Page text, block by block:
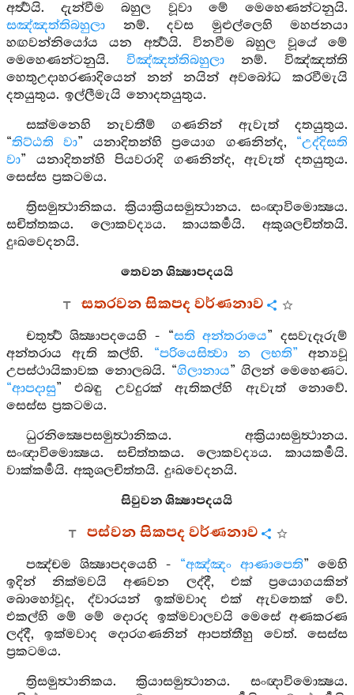
අර්‍ත්‍ථයි. දැන්වීම බහුල වූවා මේ මෙහෙණන්ටනුයි.
සඤ්ඤත්තිබහුලා නම්. දවස මුළුල්ලෙහි මහජනයා
හඟවන්නියෝය යන අර්‍ත්‍ථයි. විනවීම බහුල වූයේ මේ
මෙහෙණන්ටනුයි. විඤ්ඤත්තිබහුලානම්. විඤ්ඤත්ති
හෙතුඋදාහරණාදියෙන් නන් නයින් අවබෝධ කරවීමැයි
දතයුතුය. ඉල්ලීමැයි නොදතයුතුය.
සක්මනෙහි නැවතීම් ගණනින් ඇවැත් දතයුතුය.
“තිට්ඨති වා” යනාදිතන්හි ප්‍රයොග ගණනින්ද, “උද්දිසති
වා” යනාදිතන්හි පියවරාදි ගණනින්ද, ඇවැත් දතයුතුය.
සෙස්ස ප්‍රකටමය.
ත්‍රිසමුත්‍ථානිකය. ක්‍රියාක්‍රියසමුත්‍ථානය. සංඥාවිමොක්‍ෂය.
සචිත්තකය. ලොකවද්‍යය. කායකර්‍මයි. අකුශලචිත්තයි.
දුඃඛවෙදනයි.
තෙවන ශික්‍ෂාපදයයි
සතරවන සිකපද වර්ණනාව
චතුර්‍ත්‍ථ ශික්‍ෂාපදයෙහි - “සති අන්තරායෙ” දසවැදෑරුම්
අන්තරාය ඇති කල්හි. “පරියෙසිත්‍වා න ලභති” අන්‍යවූ
උපස්ථායිකාවක නොලබයි. “ගිලානාය” ගිලන් මෙහෙණට.
“ආපදාසු” එබඳු උවදුරක් ඇතිකල්හි ඇවැත් නොවේ.
සෙස්ස ප්‍රකටමය.
ධුරනික්‍ෂෙපසමුත්‍ථානිකය. අක්‍රියාසමුත්‍ථානය.
සංඥාවිමොක්‍ෂය. සචිත්තකය. ලොකවද්‍යය. කායකර්‍මයි.
වාක්කර්‍මයි. අකුශලචිත්තයි. දුඃඛවෙදනයි.
සිවුවන ශික්‍ෂාපදයයි
පස්වන සිකපද වර්ණනාව
පඤ්චම ශික්‍ෂාපදයෙහි - “අඤ්ඤං ආණාපෙති” මෙහි
ඉදින් නික්මවයි අණවන ලද්දී, එක් ප්‍රයොගයකින්
බොහෝවූද, ද්වාරයන් ඉක්මවාද එක් ඇවතෙක් වේ.
එකල්හි මේ මේ දොරද ඉක්මවාලවයි මෙසේ අණකරණ
ලද්දී, ඉක්මවාද දොරගණනින් ආපත්තීහු වෙත්. සෙස්ස
ප්‍රකටමය.
ත්‍රිසමුත්‍ථානිකය. ක්‍රියාසමුත්‍ථානය. සංඥාවිමොක්‍ෂය.